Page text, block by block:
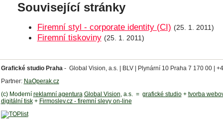
Související stránky
Firemní styl - corporate identity (CI) (25. 1. 2011)
Firemní tiskoviny (25. 1. 2011)
Grafické studio Praha- Global Vision, a.s. | BLV |
Plynární 10 Praha 7 170 00 |
Partner: NaOperak.cz
(c) Moderní reklamní agentura Global Vision, a.s. = grafické studio + tvorba
digitální tisk + Firmoslev.cz - firemní slevy on-line